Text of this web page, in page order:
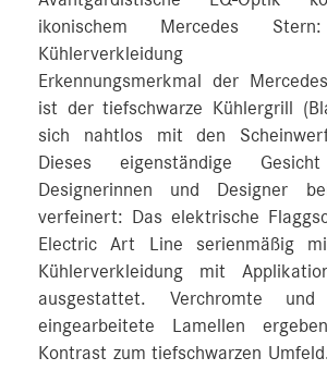
ikonischem Mercedes
Kühlerverkleidung
Erkennungsmerkmal der
ist der tiefschwarze Kühlergrill
sich nahtlos mit den
Dieses eigenständige
Designerinnen und Designer
verfeinert: Das elektrische
Electric Art Line serienmäßig
Kühlerverkleidung mit
ausgestattet. Verchromte und
eingearbeitete Lamellen
Kontrast zum tiefschwarzen